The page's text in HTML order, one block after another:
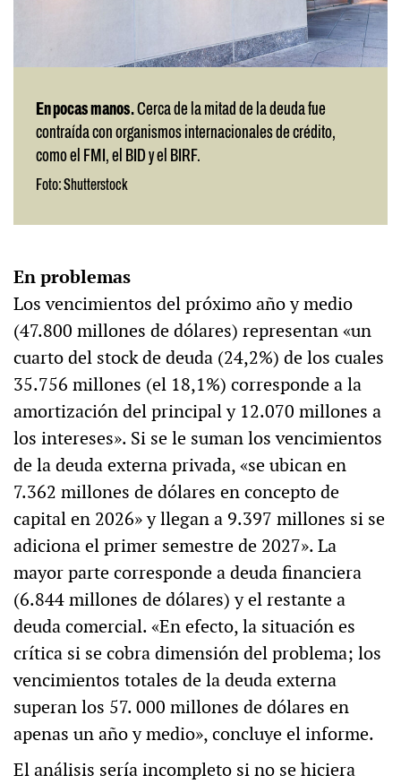
En pocas manos.Cerca de la mitad de la deuda fue
contraída con organismos internacionales de crédito,
como el FMI, el BID y el BIRF.
Foto: Shutterstock
En problemas
Los vencimientos del próximo año y medio
(47.800 millones de dólares) representan «un
cuarto del stock de deuda (24,2%) de los cuales
35.756 millones (el 18,1%) corresponde a la
amortización del principal y 12.070 millones a
los intereses». Si se le suman los vencimientos
de la deuda externa privada, «se ubican en
7.362 millones de dólares en concepto de
capital en 2026» y llegan a 9.397 millones si se
adiciona el primer semestre de 2027». La
mayor parte corresponde a deuda financiera
(6.844 millones de dólares) y el restante a
deuda comercial. «En efecto, la situación es
crítica si se cobra dimensión del problema; los
vencimientos totales de la deuda externa
superan los 57. 000 millones de dólares en
apenas un año y medio», concluye el informe.
El análisis sería incompleto si no se hiciera